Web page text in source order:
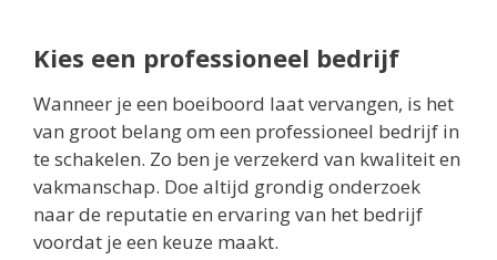
Kies een professioneel bedrijf
Wanneer je een boeiboord laat vervangen, is het
van groot belang om een professioneel bedrijf in
te schakelen. Zo ben je verzekerd van kwaliteit en
vakmanschap. Doe altijd grondig onderzoek
naar de reputatie en ervaring van het bedrijf
voordat je een keuze maakt.